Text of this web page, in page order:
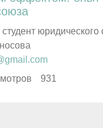
студент юридического
931